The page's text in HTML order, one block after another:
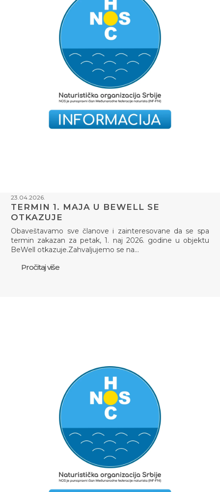
23.04.2026.
TERMIN 1. MAJA U BEWELL SE
OTKAZUJE
Obaveštavamo sve članove i zainteresovane da se spa
termin zakazan za petak, 1. naj 2026. godine u objektu
BeWell otkazuje.Zahvaljujemo se na…
Pročitaj više